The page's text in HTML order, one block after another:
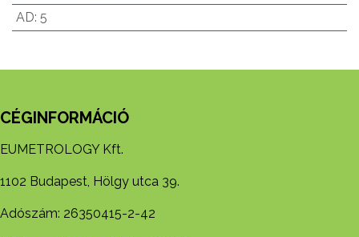
AD: 5
CÉGINFORMÁCIÓ
EUMETROLOGY Kft.
1102 Budapest, Hölgy utca 39.
Adószám: 26350415-2-42